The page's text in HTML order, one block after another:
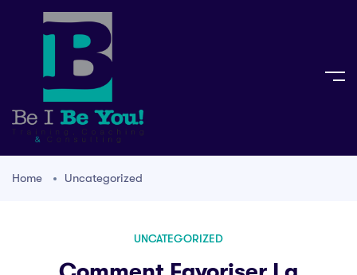
Home Uncategorized
UNCATEGORIZED